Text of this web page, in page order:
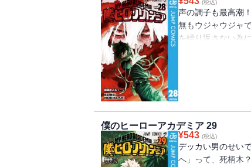
(税込)
声の調子も最高潮
無もウジャウジャ
を繰り返さない為
つは…死柄木だけ
僕のヒーローアカデミア 29
¥543 (税込)
デッカい男のせい
へ」って、死柄